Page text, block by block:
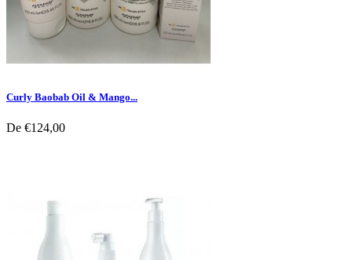
Curly Baobab Oil & Mango...
De €124,00